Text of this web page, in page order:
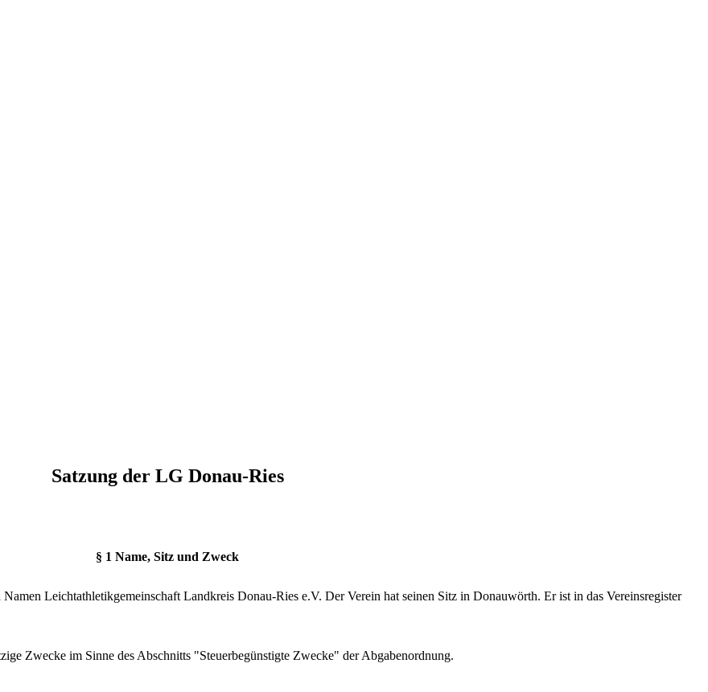
Satzung der LG Donau-Ries
§ 1 Name, Sitz und Zweck
Leichtathletikgemeinschaft Landkreis Donau-Ries e.V. Der Verein hat seinen Sitz in Donauwörth. Er ist in das Vereinsregister
Zwecke im Sinne des Abschnitts "Steuerbegünstigte Zwecke" der Abgabenordnung.